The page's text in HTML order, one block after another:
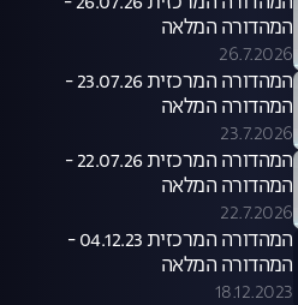
המהדורה המלאה
26.7.2026
המהדורה המרכזית 23.07.26 -
המהדורה המלאה
23.7.2026
המהדורה המרכזית 22.07.26 -
המהדורה המלאה
22.7.2026
המהדורה המרכזית 04.12.23 -
המהדורה המלאה
18.12.2023